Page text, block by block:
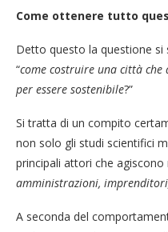
Come ottenere tutto
Detto questo la questione
“come costruire una città
per essere sostenibile?”
Si tratta di un compito
non solo gli studi scientifici
principali attori che agiscono
amministrazioni,
A seconda del